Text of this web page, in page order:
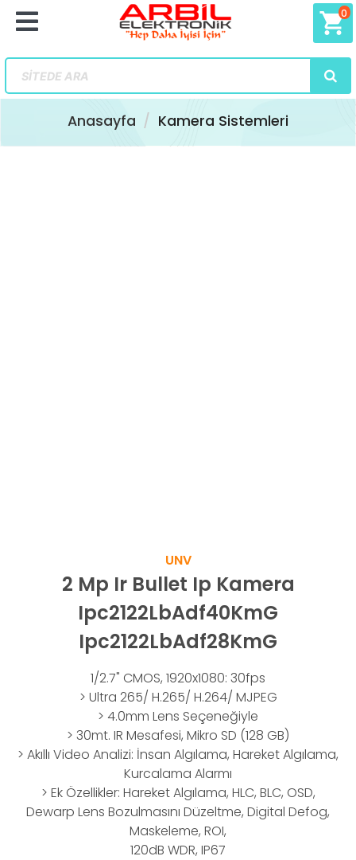
shopping_cart
0
Anasayfa Kamera Sistemleri
UNV
2 Mp Ir Bullet Ip Kamera
Ipc2122LbAdf40KmG
Ipc2122LbAdf28KmG
1/2.7" CMOS, 1920x1080: 30fps
> Ultra 265/ H.265/ H.264/ MJPEG
> 4.0mm Lens Seçeneğiyle
> 30mt. IR Mesafesi, Mikro SD (128 GB)
> Akıllı Video Analizi: İnsan Algılama, Hareket Algılama,
Kurcalama Alarmı
> Ek Özellikler: Hareket Algılama, HLC, BLC, OSD,
Dewarp Lens Bozulmasını Düzeltme, Digital Defog,
Maskeleme, ROI,
120dB WDR, IP67